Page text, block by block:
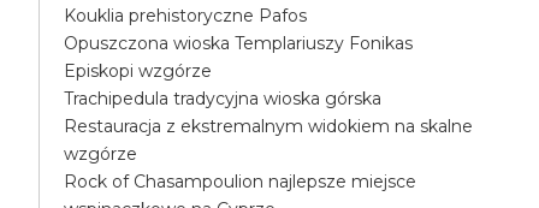
Kouklia prehistoryczne Pafos
Opuszczona wioska Templariuszy Fonikas
Episkopi wzgórze
Trachipedula tradycyjna wioska górska
Restauracja z ekstremalnym widokiem na skalne
wzgórze
Rock of Chasampoulion najlepsze miejsce